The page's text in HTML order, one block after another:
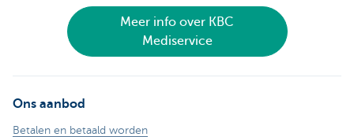
Meer info over KBC
Mediservice
Ons aanbod
Betalen en betaald worden